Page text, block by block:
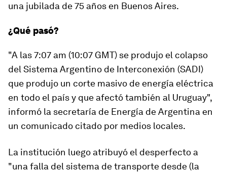
una jubilada de 75 años en Buenos Aires.
¿Qué pasó?
"A las 7:07 am (10:07 GMT) se produjo el colapso
del Sistema Argentino de Interconexión (SADI)
que produjo un corte masivo de energía eléctrica
en todo el país y que afectó también al Uruguay",
informó la secretaría de Energía de Argentina en
un comunicado citado por medios locales.
La institución luego atribuyó el desperfecto a
"una falla del sistema de transporte desde (la